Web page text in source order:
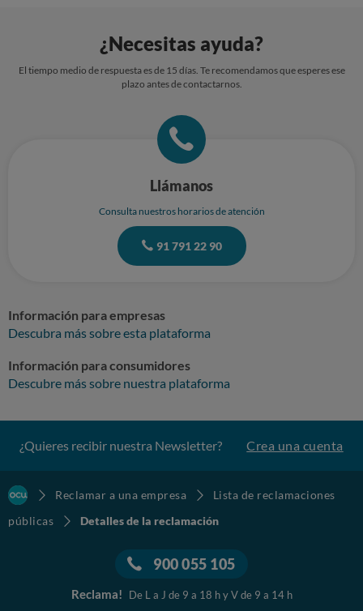
¿Necesitas ayuda?
El tiempo medio de respuesta es de 15 días. Te recomendamos que esperes ese
plazo antes de contactarnos.
Llámanos
Consulta nuestros horarios de atención
91 791 22 90
Información para empresas
Descubra más sobre esta plataforma
Información para consumidores
Descubre más sobre nuestra plataforma
¿Quieres recibir nuestra Newsletter? Crea una cuenta
Reclamar a una empresa
Lista de reclamaciones
públicas
Detalles de la reclamación
900 055 105
Reclama! De L a J de 9 a 18 h y V de 9 a 14 h